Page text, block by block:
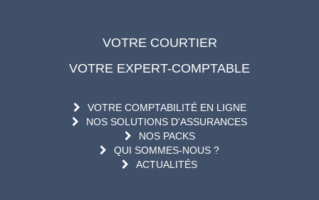
VOTRE COURTIER
VOTRE EXPERT-COMPTABLE
VOTRE COMPTABILITÉ EN LIGNE
NOS SOLUTIONS D'ASSURANCES
NOS PACKS
QUI SOMMES-NOUS ?
ACTUALITÉS